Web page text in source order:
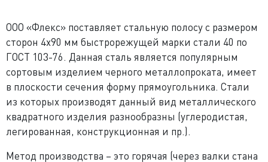
ООО «Флекс» поставляет стальную полосу с размером
сторон 4x90 мм быстрорежущей марки стали 40 по
ГОСТ 103-76. Данная сталь является популярным
сортовым изделием черного металлопроката, имеет
в плоскости сечения форму прямоугольника. Стали
из которых производят данный вид металлического
квадратного изделия разнообразны (углеродистая,
легированная, конструкционная и пр.).
Метод производства – это горячая (через валки стана